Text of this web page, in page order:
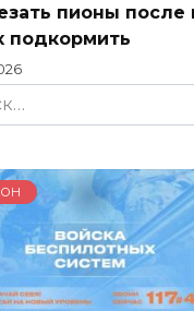
пионы после
подкормить